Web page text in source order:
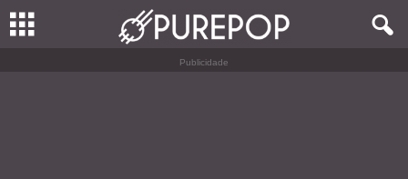
Publicidade